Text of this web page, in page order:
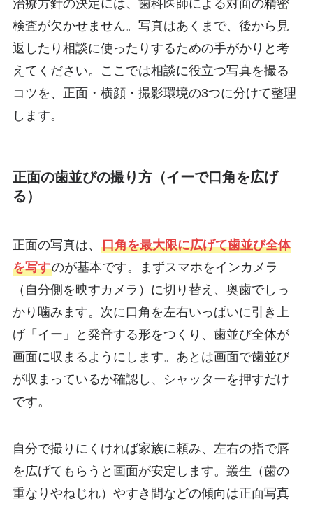
治療方針の決定には、歯科医師による対面の精密
検査が欠かせません。写真はあくまで、後から見
返したり相談に使ったりするための手がかりと考
えてください。ここでは相談に役立つ写真を撮る
コツを、正面・横顔・撮影環境の3つに分けて整理
します。
正面の歯並びの撮り方（イーで口角を広げ
る）
正面の写真は、 口角を最大限に広げて歯並び全体
を写すのが基本です。まずスマホをインカメラ
（自分側を映すカメラ）に切り替え、奥歯でしっ
かり噛みます。次に口角を左右いっぱいに引き上
げ「イー」と発音する形をつくり、歯並び全体が
画面に収まるようにします。あとは画面で歯並び
が収まっているか確認し、シャッターを押すだけ
です。
自分で撮りにくければ家族に頼み、左右の指で唇
を広げてもらうと画面が安定します。叢生（歯の
重なりやねじれ）やすき間などの傾向は正面写真